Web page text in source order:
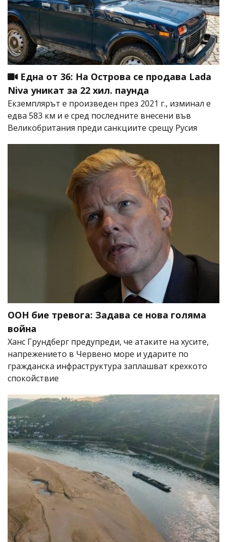
Една от 36: На Острова се продава Lada
Niva уникат за 22 хил. паунда
Екземплярът е произведен през 2021 г., изминал е
едва 583 км и е сред последните внесени във
Великобритания преди санкциите срещу Русия
ООН бие тревога: Задава се нова голяма
война
Ханс Грундберг предупреди, че атаките на хусите,
напрежението в Червено море и ударите по
гражданска инфраструктура заплашват крехкото
спокойствие